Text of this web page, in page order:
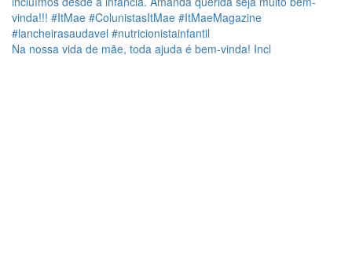
Na nossa vida de mãe, toda ajuda é bem-vinda! Incl